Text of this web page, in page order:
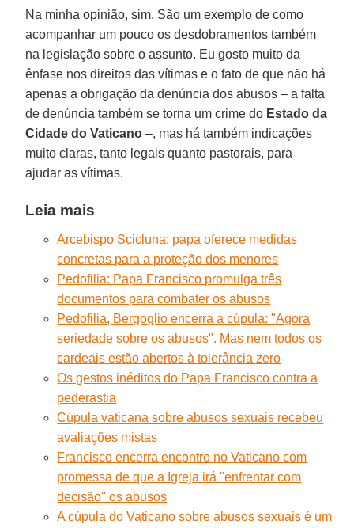
Na minha opinião, sim. São um exemplo de como
acompanhar um pouco os desdobramentos também
na legislação sobre o assunto. Eu gosto muito da
ênfase nos direitos das vítimas e o fato de que não há
apenas a obrigação da denúncia dos abusos – a falta
de denúncia também se torna um crime do Estado da
Cidade do Vaticano –, mas há também indicações
muito claras, tanto legais quanto pastorais, para
ajudar as vítimas.
Leia mais
Arcebispo Scicluna: papa oferece medidas
concretas para a proteção dos menores
Pedofilia: Papa Francisco promulga três
documentos para combater os abusos
Pedofilia, Bergoglio encerra a cúpula: "Agora
seriedade sobre os abusos". Mas nem todos os
cardeais estão abertos à tolerância zero
Os gestos inéditos do Papa Francisco contra a
pederastia
Cúpula vaticana sobre abusos sexuais recebeu
avaliações mistas
Francisco encerra encontro no Vaticano com
promessa de que a Igreja irá ''enfrentar com
decisão'' os abusos
A cúpula do Vaticano sobre abusos sexuais é um